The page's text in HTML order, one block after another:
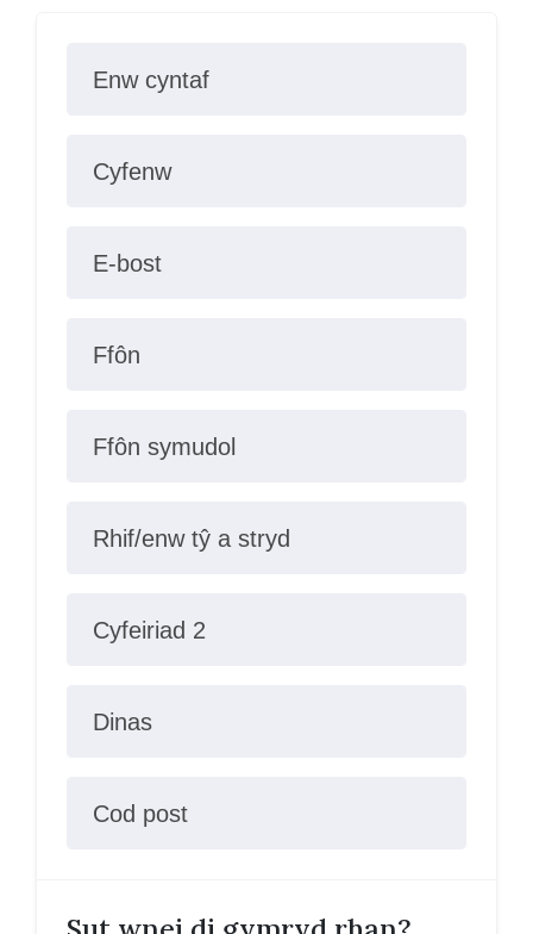
Enw cyntaf
Cyfenw
E-bost
Ffôn
Ffôn symudol
Rhif/enw tŷ a stryd
Cyfeiriad 2
Dinas
Cod post